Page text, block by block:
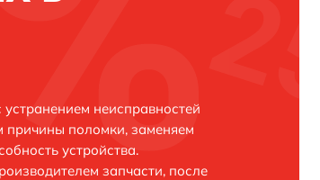
неисправностей
причины поломки, заменяем
устройства.
запчасти, после